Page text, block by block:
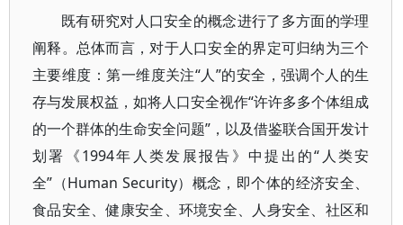
既有研究对人口安全的概念进行了多方面的学理
阐释。总体而言，对于人口安全的界定可归纳为三个
主要维度：第一维度关注“人”的安全，强调个人的生
存与发展权益，如将人口安全视作“许许多多个体组成
的一个群体的生命安全问题”，以及借鉴联合国开发计
划署《1994年人类发展报告》中提出的“人类安
全”（Human Security）概念，即个体的经济安全、
食品安全、健康安全、环境安全、人身安全、社区和